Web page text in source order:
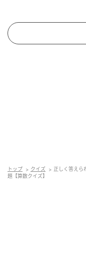
トップ クイズ
正しく答えら
題【算数クイズ】